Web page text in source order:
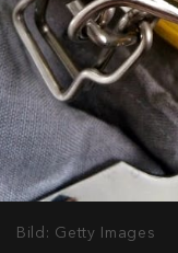
Bild: Getty Images